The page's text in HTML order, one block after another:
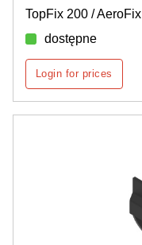
TopFix 200 / AeroFix
dostępne
Login for prices